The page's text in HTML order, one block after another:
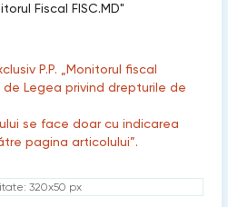
Fiscal FISC.MD"
P.P. „Monitorul fiscal
Legea privind drepturile de
se face doar cu indicarea
pagina articolului”.
320x50 px